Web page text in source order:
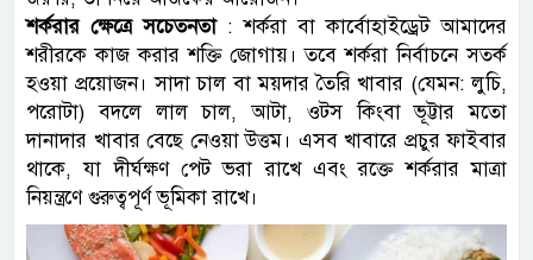
শর্করার ক্ষেত্রে সচেতনতা: শর্করা বা কার্বোহাইড্রেট আমাদের
শরীরকে কাজ করার শক্তি জোগায়। তবে শর্করা নির্বাচনে সতর্ক
হওয়া প্রয়োজন। সাদা চাল বা ময়দার তৈরি খাবার (যেমন: লুচি,
পরোটা) বদলে লাল চাল, আটা, ওটস কিংবা ভূট্টার মতো
দানাদার খাবার বেছে নেওয়া উত্তম। এসব খাবারে প্রচুর ফাইবার
থাকে, যা দীর্ঘক্ষণ পেট ভরা রাখে এবং রক্তে শর্করার মাত্রা
নিয়ন্ত্রণে গুরুত্বপূর্ণ ভূমিকা রাখে।